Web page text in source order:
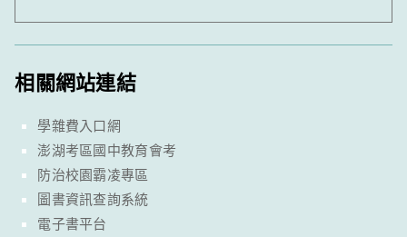
相關網站連結
學雜費入口網
澎湖考區國中教育會考
防治校園霸凌專區
圖書資訊查詢系統
電子書平台